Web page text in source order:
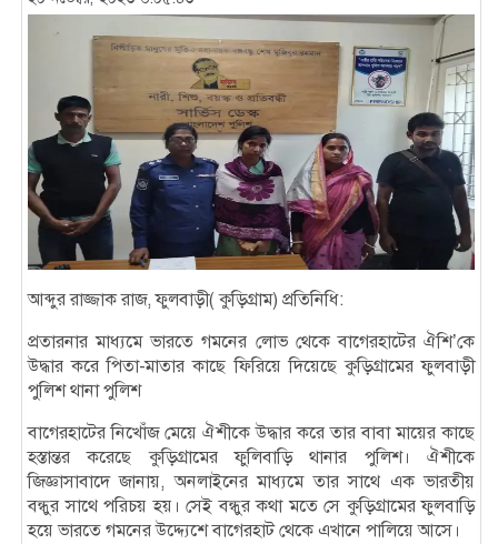
আব্দুর রাজ্জাক রাজ, ফুলবাড়ী( কুড়িগ্রাম) প্রতিনিধি:
প্রতারনার মাধ্যমে ভারতে গমনের লোভ থেকে বাগেরহাটের ঐশি’কে
উদ্ধার করে পিতা-মাতার কাছে ফিরিয়ে দিয়েছে কুড়িগ্রামের ফুলবাড়ী
পুলিশ থানা পুলিশ
বাগেরহাটের নিখোঁজ মেয়ে ঐশীকে উদ্ধার করে তার বাবা মায়ের কাছে
হস্তান্তর করেছে কুড়িগ্রামের ফুলিবাড়ি থানার পুলিশ। ঐশীকে
জিজ্ঞাসাবাদে জানায়, অনলাইনের মাধ্যমে তার সাথে এক ভারতীয়
বন্ধুর সাথে পরিচয় হয়। সেই বন্ধুর কথা মতে সে কুড়িগ্রামের ফুলবাড়ি
হয়ে ভারতে গমনের উদ্দ্যেশে বাগেরহাট থেকে এখানে পালিয়ে আসে।